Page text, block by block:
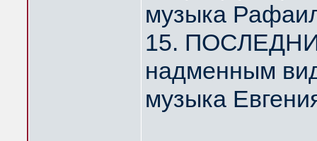
музыка
15.
надменным
музыка